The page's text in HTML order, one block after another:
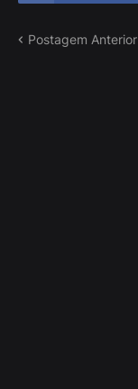
Postagem Anterior